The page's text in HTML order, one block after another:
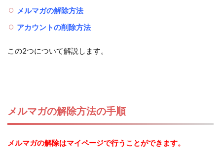
メルマガの解除方法
アカウントの削除方法
この2つについて解説します。
メルマガの解除方法の手順
メルマガの解除はマイページで行うことができます。